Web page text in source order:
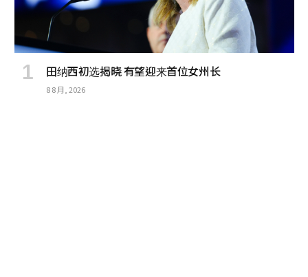
田纳西初选揭晓 有望迎来首位女州长
8 8 月, 2026